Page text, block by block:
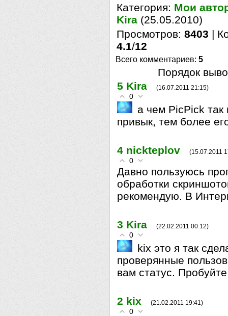
Категория: Мои
Kira (25.05.2010)
Просмотров: 8403 |
4.1/12
Всего комментариев: 5
Порядок
5 Kira (16.07.2011 21:15)
0
а чем PicPick так
привык, тем более
4 nickteplov (15.07.2011
0
Давно пользуюсь
обработки
рекомендую. В
3 Kira (22.02.2011 00:12)
0
kix это я так
проверянные
вам статус.
2 kix (21.02.2011 19:41)
0